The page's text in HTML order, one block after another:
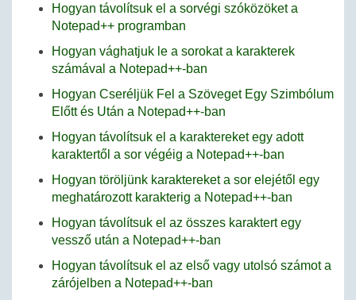
Hogyan távolítsuk el a sorvégi szóközöket a
Notepad++ programban
Hogyan vághatjuk le a sorokat a karakterek
számával a Notepad++-ban
Hogyan Cseréljük Fel a Szöveget Egy Szimbólum
Előtt és Után a Notepad++-ban
Hogyan távolítsuk el a karaktereket egy adott
karaktertől a sor végéig a Notepad++-ban
Hogyan töröljünk karaktereket a sor elejétől egy
meghatározott karakterig a Notepad++-ban
Hogyan távolítsuk el az összes karaktert egy
vessző után a Notepad++-ban
Hogyan távolítsuk el az első vagy utolsó számot a
zárójelben a Notepad++-ban